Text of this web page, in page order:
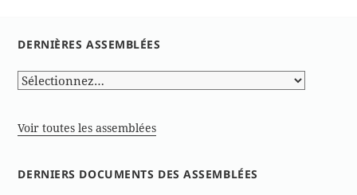
DERNIÈRES ASSEMBLÉES
Voir toutes les assemblées
DERNIERS DOCUMENTS DES ASSEMBLÉES